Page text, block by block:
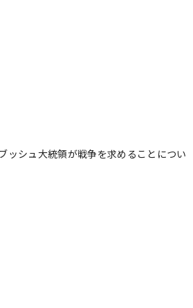
シュ大統領が戦争を求めることについ